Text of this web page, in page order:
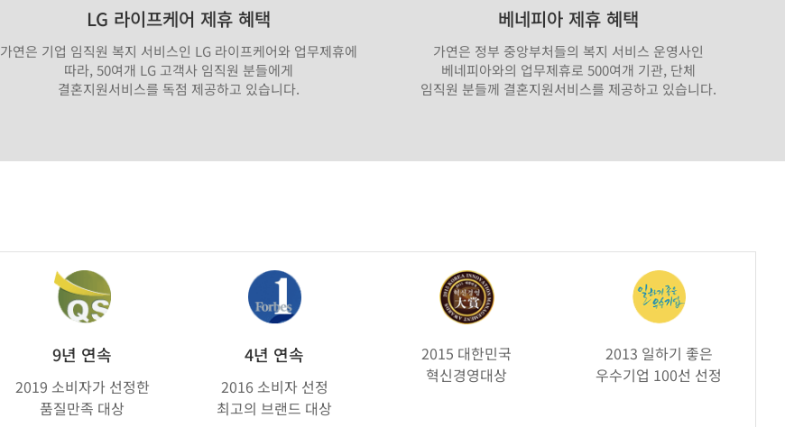
LG 라이프케어 제휴 혜택
가연은 기업 임직원 복지 서비스인 LG 라이프케어와 업무제휴에
따라, 50여개 LG 고객사 임직원 분들에게
결혼지원서비스를 독점 제공하고 있습니다.
베네피아 제휴 혜택
가연은 정부 중앙부처들의 복지 서비스 운영사인
베네피아와의 업무제휴로 500여개 기관, 단체
임직원 분들께 결혼지원서비스를 제공하고 있습니다.
9년 연속
2019 소비자가 선정한
품질만족 대상
4년 연속
2016 소비자 선정
최고의 브랜드 대상
2015 대한민국
혁신경영대상
2013 일하기 좋은
우수기업 100선 선정